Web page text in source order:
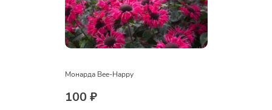
Монарда Bee-Happy
100 ₽